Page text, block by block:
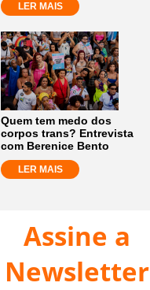
LER MAIS
Quem tem medo dos
corpos trans? Entrevista
com Berenice Bento
LER MAIS
Assine a
Newsletter